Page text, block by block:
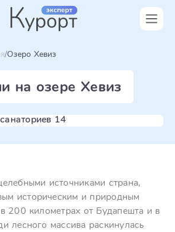
Озеро Хевиз
на озере Хевиз
14
источниками страна,
историческим и природным
200 километрах от Будапешта и в
лесного массива раскинулась